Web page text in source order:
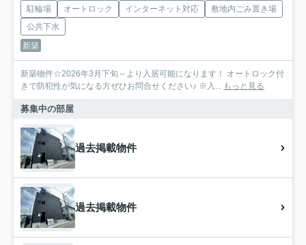
駐輪場 オートロック インターネット対応
敷地内ごみ置き場
公共下水
新築
新築物件☆2026年3月下旬～より入居可能になります！ オートロック付
きで防犯性が気になる方ぜひお問合せください♪ ※入... もっと見る
募集中の部屋
過去掲載物件
過去掲載物件